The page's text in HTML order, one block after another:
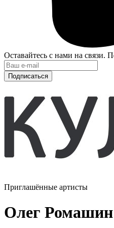
Оставайтесь с нами на
Подписаться
Приглашённые артисты
Олег Ромашин